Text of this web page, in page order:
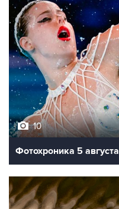
10
Фотохроника 5 августа